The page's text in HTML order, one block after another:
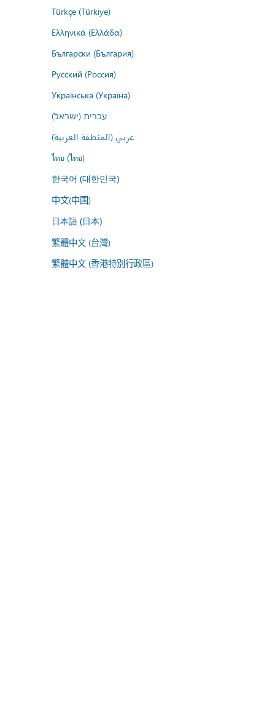
Türkçe (Türkiye)
Ελληνικά (Ελλάδα)
Български (България)
Русский (Россия)
Українська (Україна)
עברית (ישראל)
عربي (المنطقة العربية)
ไทย (ไทย)
한국어 (대한민국)
中文(中国)
日本語 (日本)
繁體中文 (台灣)
繁體中文 (香港特別行政區)